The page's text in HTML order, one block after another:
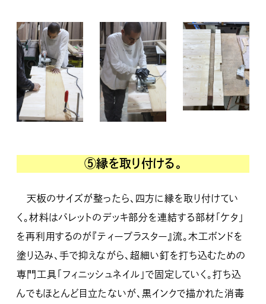
⑤縁を取り付ける。
天板のサイズが整ったら、四方に縁を取り付けてい
く。材料はパレットのデッキ部分を連結する部材「ケタ」
を再利用するのが『ティープラスター』流。木工ボンドを
塗り込み、手で抑えながら、超細い釘を打ち込むための
専門工具「フィニッシュネイル」で固定していく。打ち込
んでもほとんど目立たないが、黒インクで描かれた消毒